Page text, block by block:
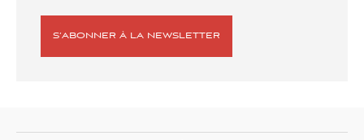
S’ABONNER À LA NEWSLETTER